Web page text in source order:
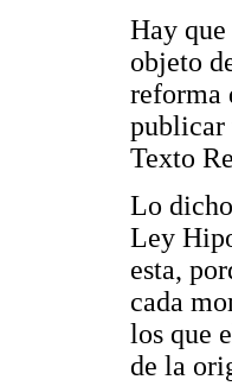
Hay
objeto
reforma
publicar
Texto
Lo
Ley
esta,
cada
los que
de la